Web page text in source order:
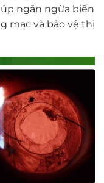
ngăn ngừa biến
mạc và bảo vệ thị